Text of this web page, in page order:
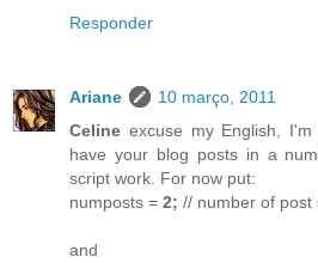
Responder
Ariane
10 março, 2011
Celine excuse my English,
have your blog posts in a
script work. For now put:
numposts = 2; // number of post
and